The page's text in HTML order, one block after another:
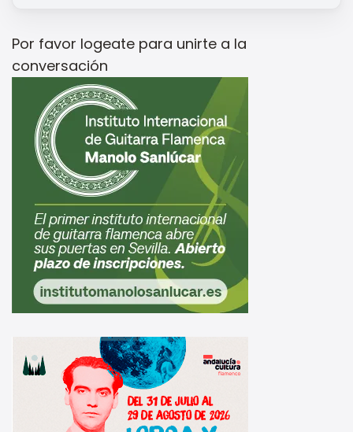
Por favor logeate para unirte a la
conversación